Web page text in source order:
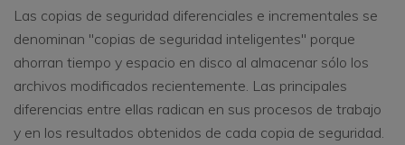
Las copias de seguridad diferenciales e incrementales se
denominan "copias de seguridad inteligentes" porque
ahorran tiempo y espacio en disco al almacenar sólo los
archivos modificados recientemente. Las principales
diferencias entre ellas radican en sus procesos de trabajo
y en los resultados obtenidos de cada copia de seguridad.